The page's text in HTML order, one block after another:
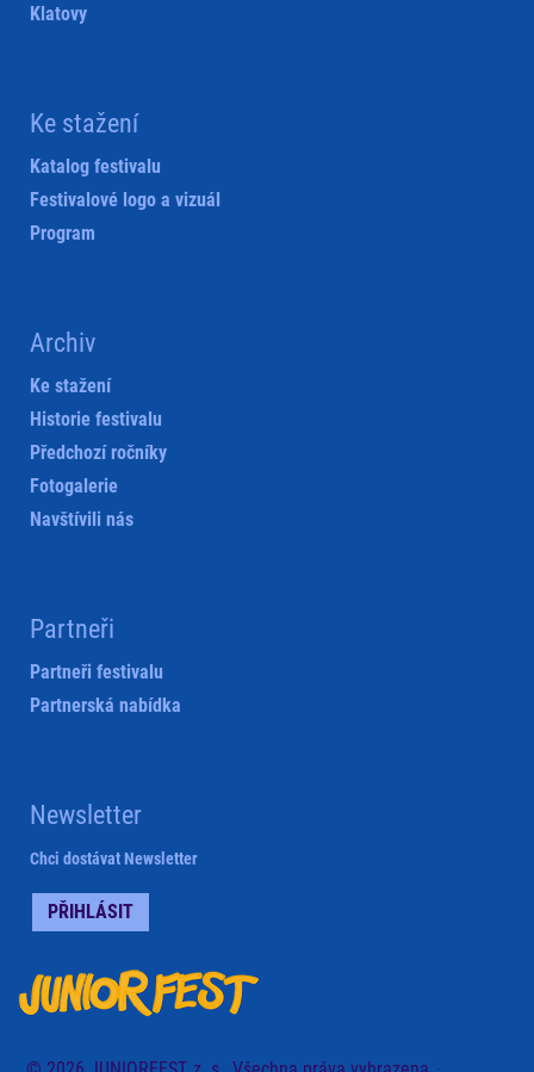
Klatovy
Ke stažení
Katalog festivalu
Festivalové logo a vizuál
Program
Archiv
Ke stažení
Historie festivalu
Předchozí ročníky
Fotogalerie
Navštívili nás
Partneři
Partneři festivalu
Partnerská nabídka
Newsletter
Chci dostávat Newsletter
PŘIHLÁSIT